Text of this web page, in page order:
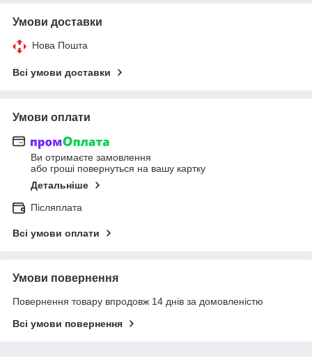
Умови доставки
Нова Пошта
Всі умови доставки
Умови оплати
Ви отримаєте замовлення
або гроші повернуться на вашу картку
Детальніше
Післяплата
Всі умови оплати
Умови повернення
Повернення товару впродовж 14 днів за домовленістю
Всі умови повернення